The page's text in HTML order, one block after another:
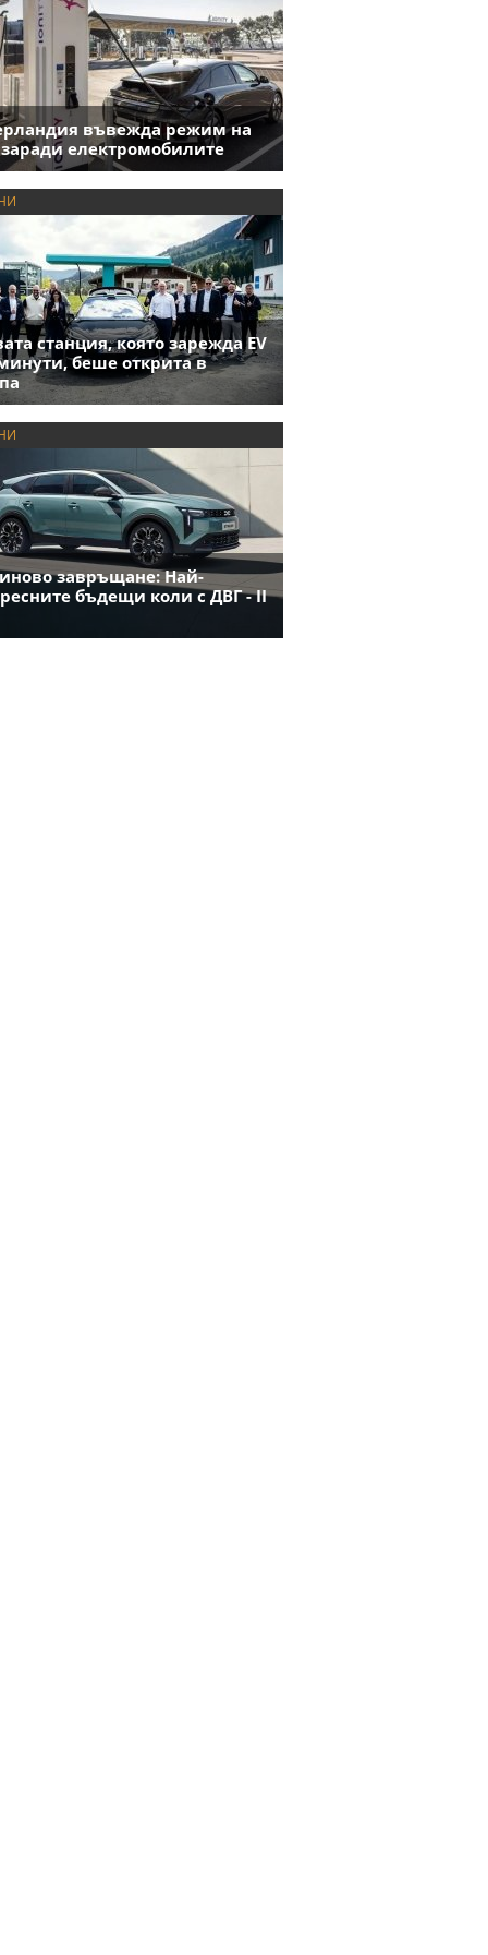
въвежда режим на
заради електромобилите
станция, която зарежда EV
беше открита в
завръщане: Най-
бъдещи коли с ДВГ - II